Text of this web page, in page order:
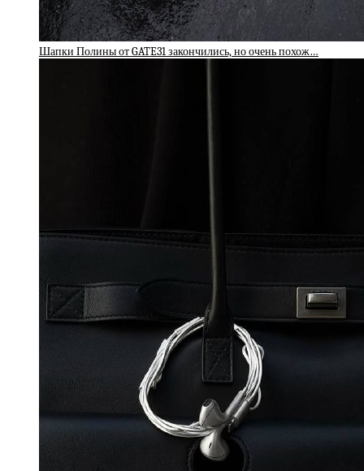
Шапки Полины от GATE31 закончились, но очень похож…